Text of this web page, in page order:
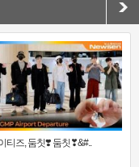
티즈, 둠칫❣️ 둠칫❣&#..